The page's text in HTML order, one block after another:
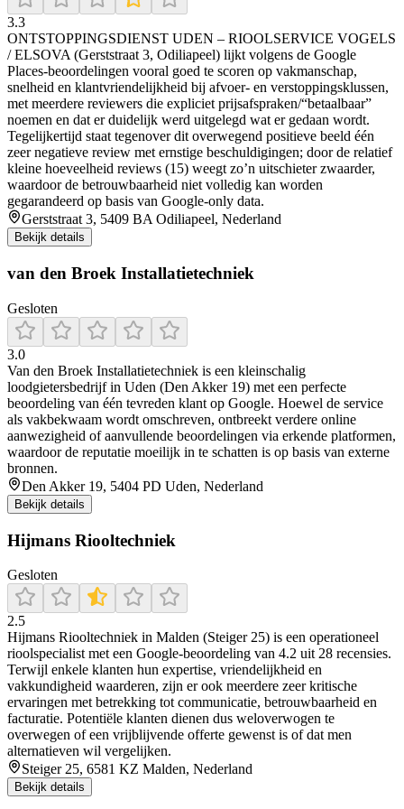
3.3
ONTSTOPPINGSDIENST UDEN – RIOOLSERVICE VOGELS
/ ELSOVA (Gerststraat 3, Odiliapeel) lijkt volgens de Google
Places-beoordelingen vooral goed te scoren op vakmanschap,
snelheid en klantvriendelijkheid bij afvoer- en verstoppingsklussen,
met meerdere reviewers die expliciet prijsafspraken/“betaalbaar”
noemen en dat er duidelijk werd uitgelegd wat er gedaan wordt.
Tegelijkertijd staat tegenover dit overwegend positieve beeld één
zeer negatieve review met ernstige beschuldigingen; door de relatief
kleine hoeveelheid reviews (15) weegt zo’n uitschieter zwaarder,
waardoor de betrouwbaarheid niet volledig kan worden
gegarandeerd op basis van Google-only data.
Gerststraat 3, 5409 BA Odiliapeel, Nederland
Bekijk details
van den Broek Installatietechniek
Gesloten
3.0
Van den Broek Installatietechniek is een kleinschalig
loodgietersbedrijf in Uden (Den Akker 19) met een perfecte
beoordeling van één tevreden klant op Google. Hoewel de service
als vakbekwaam wordt omschreven, ontbreekt verdere online
aanwezigheid of aanvullende beoordelingen via erkende platformen,
waardoor de reputatie moeilijk in te schatten is op basis van externe
bronnen.
Den Akker 19, 5404 PD Uden, Nederland
Bekijk details
Hijmans Riooltechniek
Gesloten
2.5
Hijmans Riooltechniek in Malden (Steiger 25) is een operationeel
rioolspecialist met een Google-beoordeling van 4.2 uit 28 recensies.
Terwijl enkele klanten hun expertise, vriendelijkheid en
vakkundigheid waarderen, zijn er ook meerdere zeer kritische
ervaringen met betrekking tot communicatie, betrouwbaarheid en
facturatie. Potentiële klanten dienen dus weloverwogen te
overwegen of een vrijblijvende offerte gewenst is of dat men
alternatieven wil vergelijken.
Steiger 25, 6581 KZ Malden, Nederland
Bekijk details